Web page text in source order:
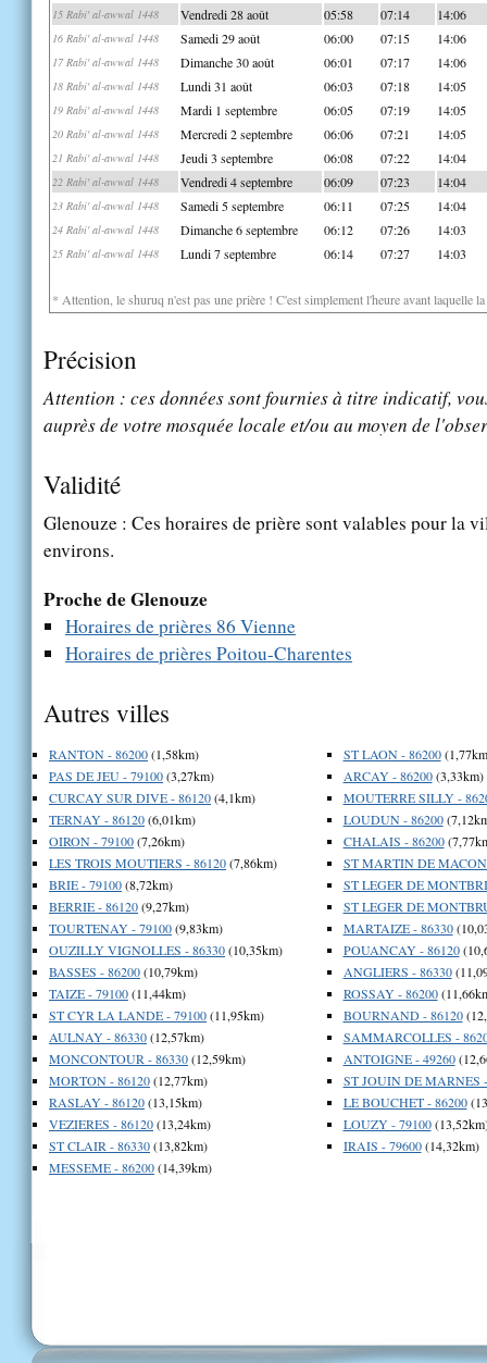
15 Rabi' al-awwal 1448 Vendredi 28 août 05:58 07:14 14:06
16 Rabi' al-awwal 1448 Samedi 29 août 06:00 07:15 14:06
17 Rabi' al-awwal 1448 Dimanche 30 août 06:01 07:17 14:06
18 Rabi' al-awwal 1448 Lundi 31 août 06:03 07:18 14:05
19 Rabi' al-awwal 1448 Mardi 1 septembre 06:05 07:19 14:05
20 Rabi' al-awwal 1448 Mercredi 2 septembre 06:06 07:21 14:05
21 Rabi' al-awwal 1448 Jeudi 3 septembre 06:08 07:22 14:04
22 Rabi' al-awwal 1448 Vendredi 4 septembre 06:09 07:23 14:04
23 Rabi' al-awwal 1448 Samedi 5 septembre 06:11 07:25 14:04
24 Rabi' al-awwal 1448 Dimanche 6 septembre 06:12 07:26 14:03
25 Rabi' al-awwal 1448 Lundi 7 septembre 06:14 07:27 14:03
* Attention, le shuruq n'est pas une prière ! C'est simplement l'heure avant laquelle
Précision
Attention : ces données sont fournies à titre indicatif,
auprès de votre mosquée locale et/ou au moyen de
Validité
Glenouze : Ces horaires de prière sont valables pour la
environs.
Proche de Glenouze
Horaires de prières 86 Vienne
Horaires de prières Poitou-Charentes
Autres villes
RANTON - 86200(1,58km)
PAS DE JEU - 79100(3,27km)
CURCAY SUR DIVE - 86120(4,1km)
TERNAY - 86120(6,01km)
OIRON - 79100(7,26km)
LES TROIS MOUTIERS - 86120(7,86km)
BRIE - 79100(8,72km)
BERRIE - 86120(9,27km)
TOURTENAY - 79100(9,83km)
OUZILLY VIGNOLLES - 86330(10,35km)
BASSES - 86200(10,79km)
TAIZE - 79100(11,44km)
ST CYR LA LANDE - 79100(11,95km)
AULNAY - 86330(12,57km)
MONCONTOUR - 86330(12,59km)
MORTON - 86120(12,77km)
RASLAY - 86120(13,15km)
VEZIERES - 86120(13,24km)
ST CLAIR - 86330(13,82km)
MESSEME - 86200(14,39km)
ST LAON - 86200
ARCAY - 86200(3,33km)
MOUTERRE SILLY -
LOUDUN - 86200
CHALAIS - 86200
ST MARTIN DE
ST LEGER DE
ST LEGER DE
MARTAIZE - 86330
POUANCAY - 86120
ANGLIERS - 86330
ROSSAY - 86200
BOURNAND - 86120
SAMMARCOLLES -
ANTOIGNE - 49260
ST JOUIN DE MARNES
LE BOUCHET - 86200
LOUZY - 79100
IRAIS - 79600(14,32km)